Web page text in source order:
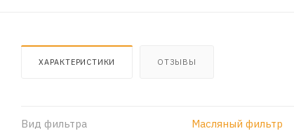
ХАРАКТЕРИСТИКИ ОТЗЫВЫ
Вид фильтра Масляный фильтр